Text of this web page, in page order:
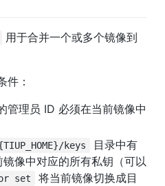
用于合并一个或多个镜像到
件：
管理员 ID 必须在当前镜像中
keys
目录中有
像中对应的所有私钥（可以
set
将当前镜像切换成目